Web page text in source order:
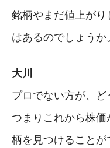
銘柄やまだ値上が
はあるのでしょうか
大川
プロでない方が、ど
つまりこれから株
柄を見つけることが